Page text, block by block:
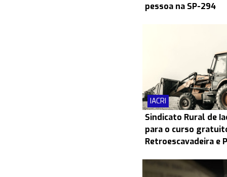
pessoa na SP-294
IACRI
Sindicato Rural de
para o curso
Retroescavadeira e